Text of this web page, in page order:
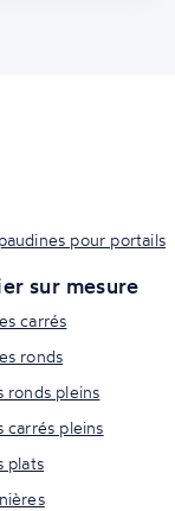
pour portails
sur mesure
carrés
ronds
ronds pleins
carrés pleins
plats